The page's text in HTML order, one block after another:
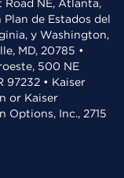
Road NE, Atlanta,
de Estados del
y Washington,
MD, 20785 •
500 NE
97232 • Kaiser
or Kaiser
Options, Inc., 2715